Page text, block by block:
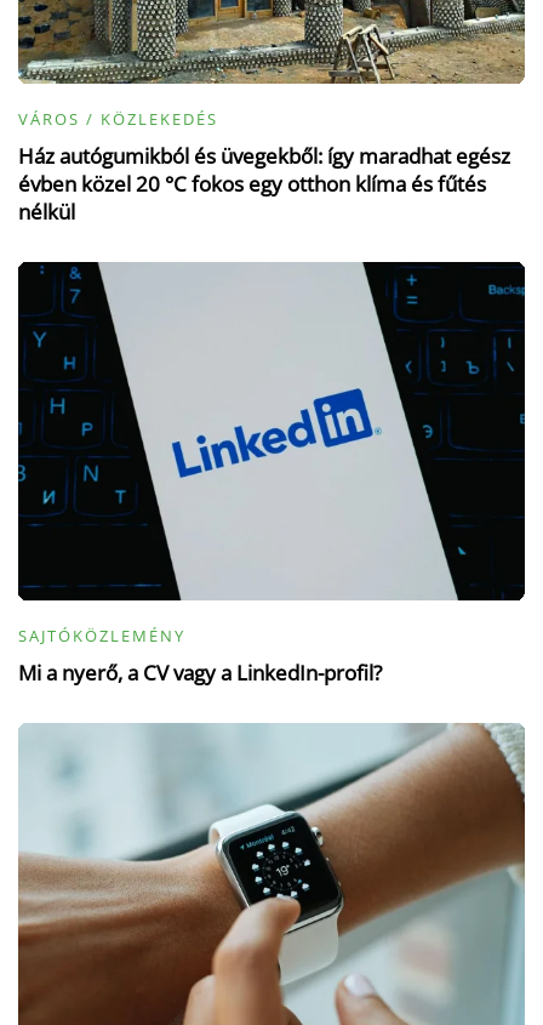
VÁROS / KÖZLEKEDÉS
Ház autógumikból és üvegekből: így maradhat egész
évben közel 20 °C fokos egy otthon klíma és fűtés
nélkül
SAJTÓKÖZLEMÉNY
Mi a nyerő, a CV vagy a LinkedIn-profil?